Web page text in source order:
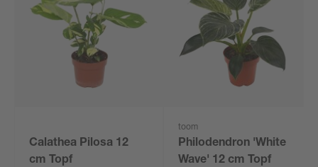
Calathea Pilosa 12
cm Topf
toom
Philodendron 'White
Wave' 12 cm Topf